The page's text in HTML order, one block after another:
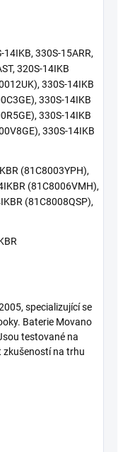
330S-15ARR,
320S-14IKB
330S-14IKB
330S-14IKB
330S-14IKB
330S-14IKB
(81C8003YPH),
(81C8006VMH),
(81C8008QSP),
specializující se
Baterie Movano
testované na
zkušeností na trhu